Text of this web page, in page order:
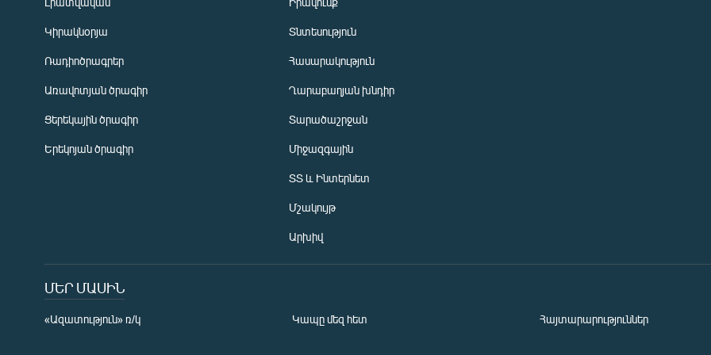
Կիրակնօրյա
Ռադիոծրագրեր
Առավոտյան ծրագիր
Ցերեկային ծրագիր
Երեկոյան ծրագիր
Տնտեսություն
Հասարակություն
Ղարաբաղյան խնդիր
Տարածաշրջան
Միջազգային
ՏՏ և Ինտերնետ
Մշակույթ
Արխիվ
ՄԵՐ ՄԱՍԻՆ
«Ազատություն» ռ/կ Կապը մեզ հետ Հայտարարություններ